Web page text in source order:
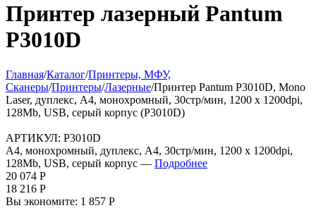
Принтер лазерный Pantum
P3010D
Главная/Каталог/Принтеры, МФУ,
Сканеры/Принтеры/Лазерные/Принтер Pantum P3010D, Mono
Laser, дуплекс, A4, монохромный, 30стр/мин, 1200 х 1200dpi,
128Mb, USB, серый корпус (P3010D)
АРТИКУЛ: P3010D
A4, монохромный, дуплекс, A4, 30стр/мин, 1200 х 1200dpi,
128Mb, USB, серый корпус — Подробнее
20 074 Р
18 216 Р
Вы экономите: 1 857 Р